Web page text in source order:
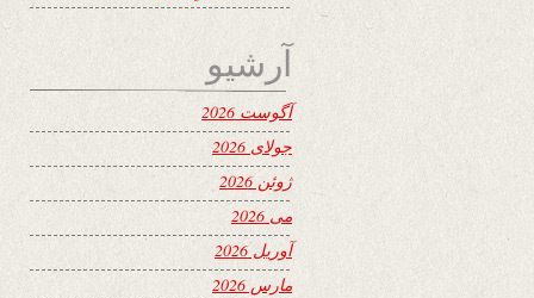
آرشیو
آگوست 2026
جولای 2026
ژوئن 2026
می 2026
آوریل 2026
مارس 2026